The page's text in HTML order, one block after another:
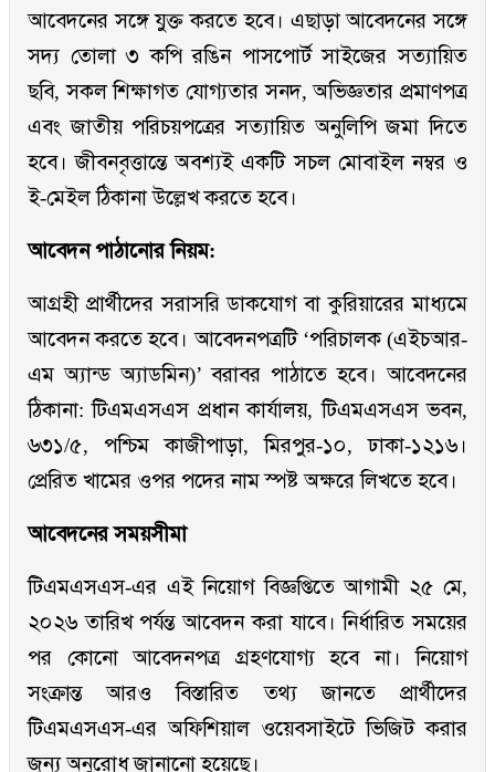
আবেদনের সঙ্গে যুক্ত করতে হবে। এছাড়া আবেদনের সঙ্গে
সদ্য তোলা ৩ কপি রঙিন পাসপোর্ট সাইজের সত্যায়িত
ছবি, সকল শিক্ষাগত যোগ্যতার সনদ, অভিজ্ঞতার প্রমাণপত্র
এবং জাতীয় পরিচয়পত্রের সত্যায়িত অনুলিপি জমা দিতে
হবে। জীবনবৃত্তান্তে অবশ্যই একটি সচল মোবাইল নম্বর ও
ই-মেইল ঠিকানা উল্লেখ করতে হবে।
আবেদন পাঠানোর নিয়ম:
আগ্রহী প্রার্থীদের সরাসরি ডাকযোগ বা কুরিয়ারের মাধ্যমে
আবেদন করতে হবে। আবেদনপত্রটি ‘পরিচালক (এইচআর-
এম অ্যান্ড অ্যাডমিন)’ বরাবর পাঠাতে হবে। আবেদনের
ঠিকানা: টিএমএসএস প্রধান কার্যালয়, টিএমএসএস ভবন,
৬৩১/৫, পশ্চিম কাজীপাড়া, মিরপুর-১০, ঢাকা-১২১৬।
প্রেরিত খামের ওপর পদের নাম স্পষ্ট অক্ষরে লিখতে হবে।
আবেদনের সময়সীমা
টিএমএসএস-এর এই নিয়োগ বিজ্ঞপ্তিতে আগামী ২৫ মে,
২০২৬ তারিখ পর্যন্ত আবেদন করা যাবে। নির্ধারিত সময়ের
পর কোনো আবেদনপত্র গ্রহণযোগ্য হবে না। নিয়োগ
সংক্রান্ত আরও বিস্তারিত তথ্য জানতে প্রার্থীদের
টিএমএসএস-এর অফিশিয়াল ওয়েবসাইটে ভিজিট করার
জন্য অনুরোধ জানানো হয়েছে।